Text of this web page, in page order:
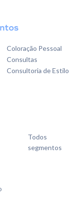
Todos
segmentos
Coloração Pessoal
Consultas
Consultoria de Estilo